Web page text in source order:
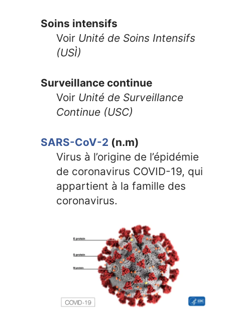
Soins intensifs
Voir Unité de Soins Intensifs
(USÌ)
Surveillance continue
Voir Unité de Surveillance
Continue (USC)
SARS-CoV-2 (n.m)
Virus à l’origine de l’épidémie
de coronavirus COVID-19, qui
appartient à la famille des
coronavirus.